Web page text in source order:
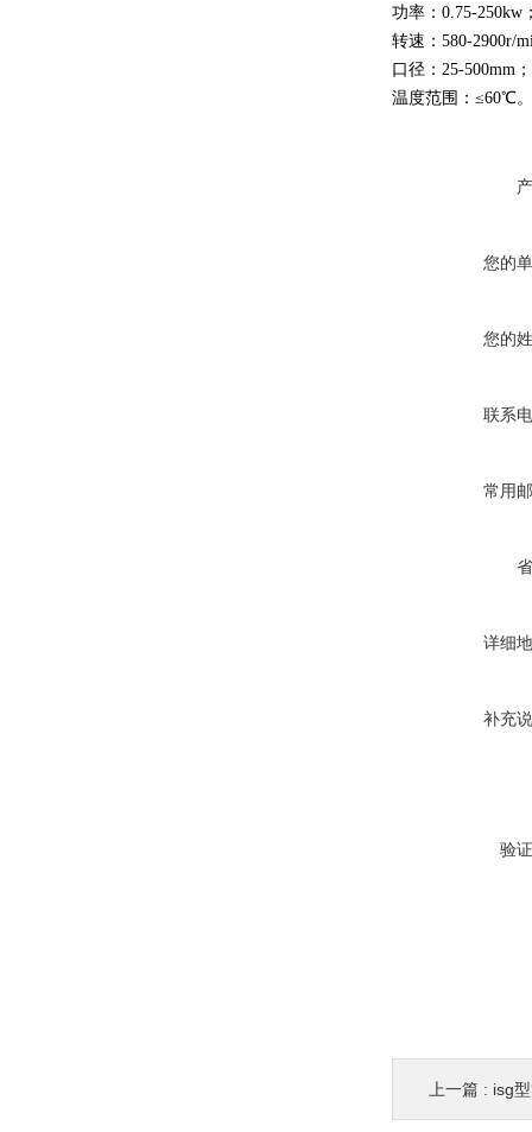
功率：0.75-250kw
转速：580-2900r/
口径：25-500mm；
温度范围：≤60℃。
您的
您的
联系
常用
详细
补充
验
上一篇 : isg